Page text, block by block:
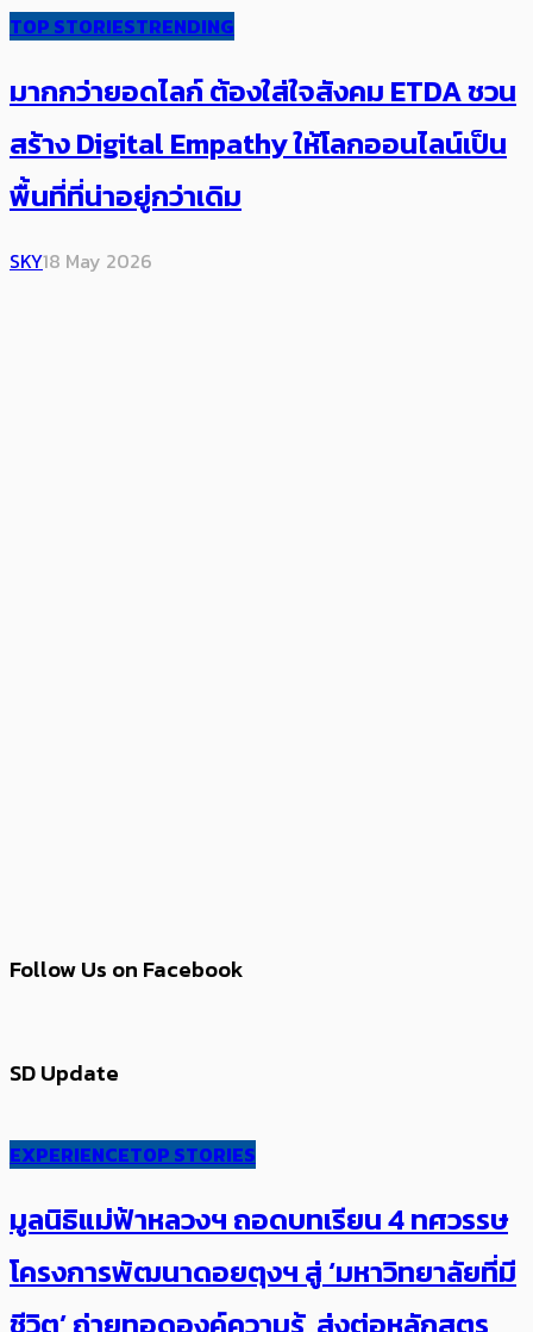
TOP STORIESTRENDING
มากกว่ายอดไลก์ ต้องใส่ใจสังคม ETDA ชวน
สร้าง Digital Empathy ให้โลกออนไลน์เป็น
พื้นที่ที่น่าอยู่กว่าเดิม
SKY18 May 2026
Follow Us on Facebook
SD Update
EXPERIENCETOP STORIES
มูลนิธิแม่ฟ้าหลวงฯ ถอดบทเรียน 4 ทศวรรษ
โครงการพัฒนาดอยตุงฯ สู่ ‘มหาวิทยาลัยที่มี